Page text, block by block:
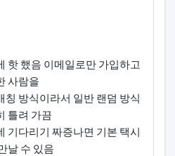
핫 했음 이메일로만 가입하고
사람을
칭 방식이라서 일반 랜덤 방식
틀려 가끔
기다리기 짜증나면 기본 택시
날 수 있음